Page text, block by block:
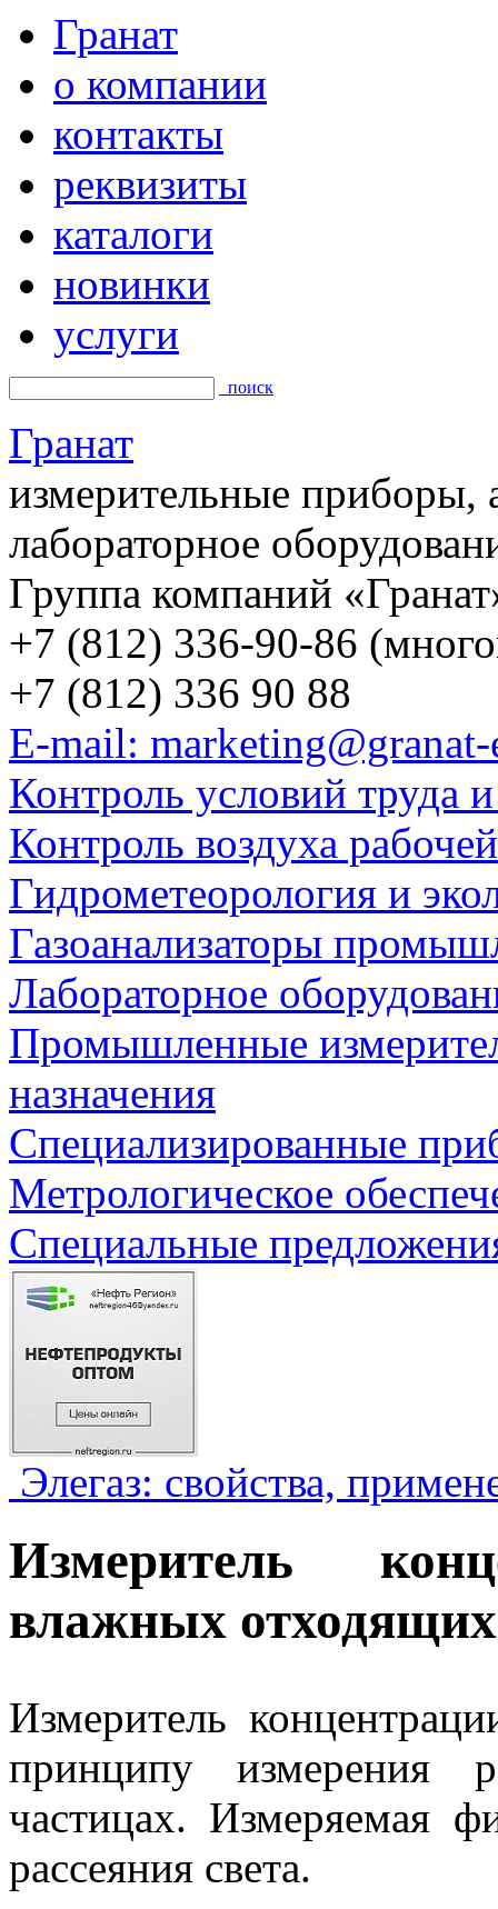
Гранат
о компании
контакты
реквизиты
каталоги
новинки
услуги
поиск
Гранат
измерительные приборы,
лабораторное
Группа компаний
+7 (812) 336-90-86
+7 (812) 336 90 88
E-mail:
Контроль условий труда
Контроль воздуха
Гидрометеорология и
Газоанализаторы
Лабораторное
Промышленные
назначения
Специализированные
Метрологическое
Специальные
Элегаз: свойства,
Измеритель
влажных
Измеритель
принципу измерения
частицах. Измеряемая
рассеяния света.